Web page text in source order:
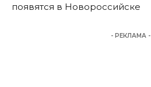
появятся в Новороссийске
- РЕКЛАМА -